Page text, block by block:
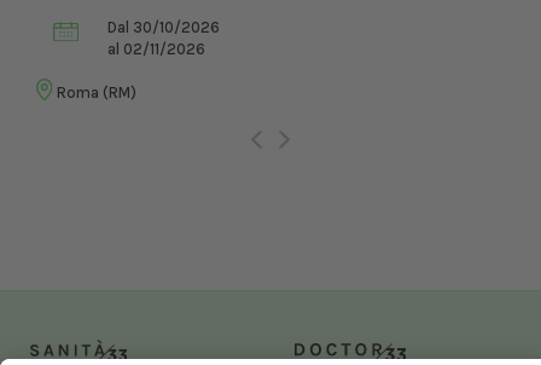
Dal 30/10/2026
al 02/11/2026
Roma (RM)